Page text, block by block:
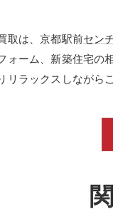
取は、京都駅前セン
ォーム、新築住宅の
リラックスしながら